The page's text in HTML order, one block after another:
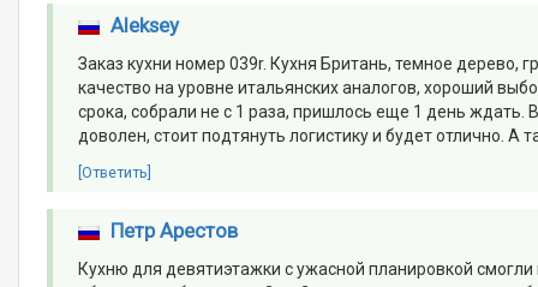
Aleksey
Заказ кухни номер 039r. Кухня Британь, темное дерево,
качество на уровне итальянских аналогов, хороший
срока, собрали не с 1 раза, пришлось еще 1 день
доволен, стоит подтянуть логистику и будет отлично. А
[Ответить]
Петр Арестов
Кухню для девятиэтажки с ужасной планировкой